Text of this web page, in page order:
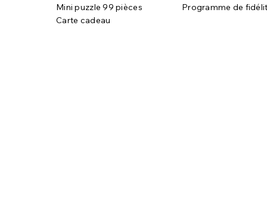
Mini puzzle 99 pièces
Carte cadeau
Programme de